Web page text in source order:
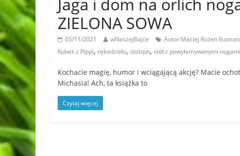
ZIELONA SOWA
05/11/2021 wNaszejBajce Autor:Maciej Rożen
Kubek z Pippi, rękodzieło, stolzpn, stół z powyłamywanymi nogami
Kochacie magię, humor i wciągającą akcję? Macie
Michasia! Ach, ta książka to
Czytaj więcej